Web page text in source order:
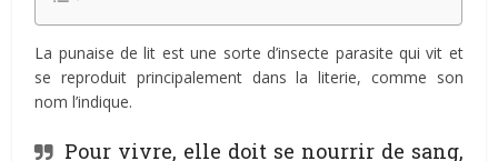
La punaise de lit est une sorte d’insecte parasite qui vit et
se reproduit principalement dans la literie, comme son
nom l’indique.
Pour vivre, elle doit se nourrir de sang,